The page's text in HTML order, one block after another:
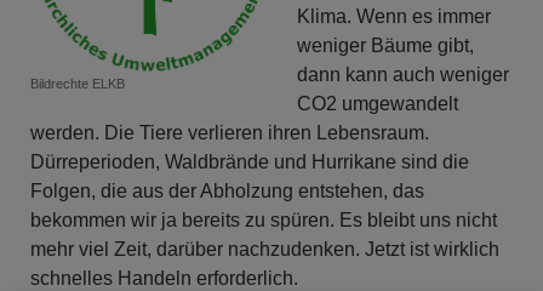
Bildrechte ELKB
Klima. Wenn es immer
weniger Bäume gibt,
dann kann auch weniger
CO2 umgewandelt
werden. Die Tiere verlieren ihren Lebensraum.
Dürreperioden, Waldbrände und Hurrikane sind die
Folgen, die aus der Abholzung entstehen, das
bekommen wir ja bereits zu spüren. Es bleibt uns nicht
mehr viel Zeit, darüber nachzudenken. Jetzt ist wirklich
schnelles Handeln erforderlich.